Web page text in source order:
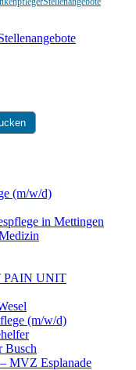
(m/w/d)
in Mettingen
PAIN UNIT
(m/w/d)
Busch
MVZ Esplanade